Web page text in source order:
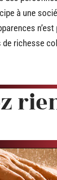
à une
richesse